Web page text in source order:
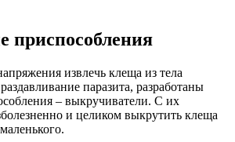
приспособления
извлечь клеща из тела
паразита, разработаны
– выкручиватели. С их
и целиком выкрутить клеща